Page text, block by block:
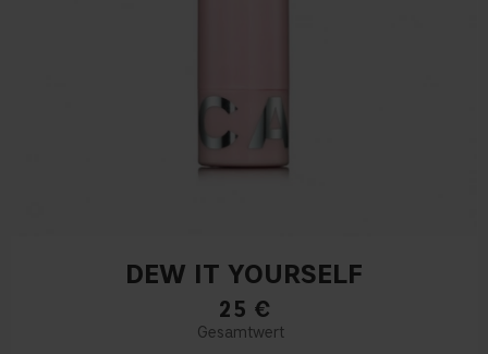
DEW IT YOURSELF
25 €